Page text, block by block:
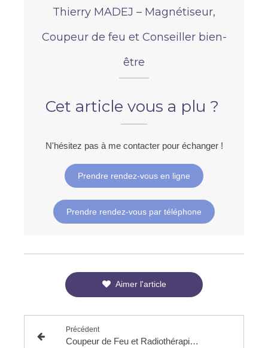
Thierry MADEJ – Magnétiseur,
Coupeur de feu et Conseiller bien-
être
Cet article vous a plu ?
N'hésitez pas à me contacter pour échanger !
Prendre rendez-vous en ligne
Prendre rendez-vous par téléphone
Aimer l'article
Précédent
Coupeur de Feu et Radiothérapie : un soulagement naturel à chaque étape de votre traitement